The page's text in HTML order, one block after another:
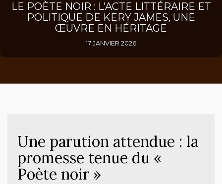
LE POÈTE NOIR : L’ACTE LITTÉRAIRE ET
POLITIQUE DE KERY JAMES, UNE
ŒUVRE EN HÉRITAGE
17 JANVIER 2026
Une parution attendue : la
promesse tenue du «
Poète noir »